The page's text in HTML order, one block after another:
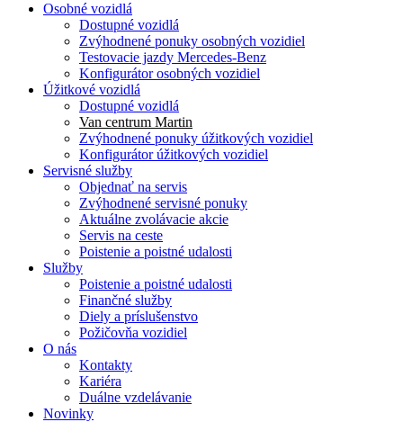
Osobné vozidlá
Dostupné vozidlá
Zvýhodnené ponuky osobných vozidiel
Testovacie jazdy Mercedes-Benz
Konfigurátor osobných vozidiel
Úžitkové vozidlá
Dostupné vozidlá
Van centrum Martin
Zvýhodnené ponuky úžitkových vozidiel
Konfigurátor úžitkových vozidiel
Servisné služby
Objednať na servis
Zvýhodnené servisné ponuky
Aktuálne zvolávacie akcie
Servis na ceste
Poistenie a poistné udalosti
Služby
Poistenie a poistné udalosti
Finančné služby
Diely a príslušenstvo
Požičovňa vozidiel
O nás
Kontakty
Kariéra
Duálne vzdelávanie
Novinky